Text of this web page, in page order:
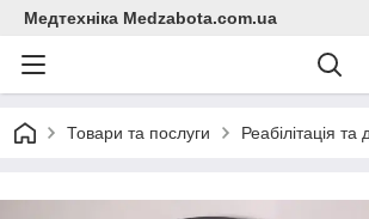
Медтехніка Medzabota.com.ua
Товари та послуги Реабілітація